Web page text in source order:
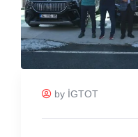
by İGTOT